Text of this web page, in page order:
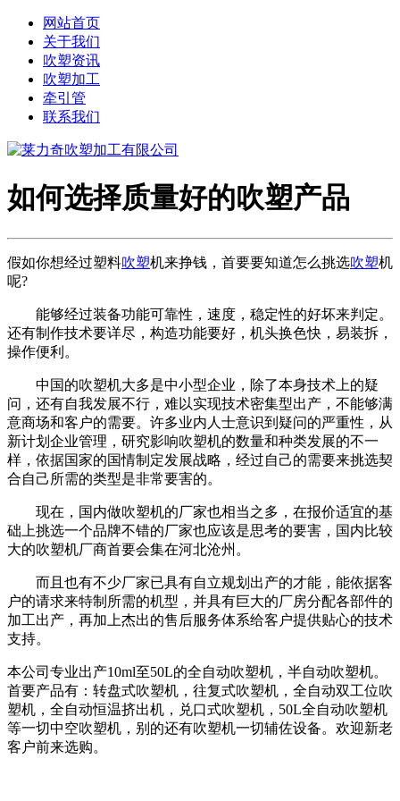
网站首页
关于我们
吹塑资讯
吹塑加工
牵引管
联系我们
如何选择质量好的吹塑产品
假如你想经过塑料吹塑机来挣钱，首要要知道怎么挑选吹塑机
呢?
能够经过装备功能可靠性，速度，稳定性的好坏来判定。
还有制作技术要详尽，构造功能要好，机头换色快，易装拆，
操作便利。
中国的吹塑机大多是中小型企业，除了本身技术上的疑
问，还有自我发展不行，难以实现技术密集型出产，不能够满
意商场和客户的需要。许多业内人士意识到疑问的严重性，从
新计划企业管理，研究影响吹塑机的数量和种类发展的不一
样，依据国家的国情制定发展战略，经过自己的需要来挑选契
合自己所需的类型是非常要害的。
现在，国内做吹塑机的厂家也相当之多，在报价适宜的基
础上挑选一个品牌不错的厂家也应该是思考的要害，国内比较
大的吹塑机厂商首要会集在河北沧州。
而且也有不少厂家已具有自立规划出产的才能，能依据客
户的请求来特制所需的机型，并具有巨大的厂房分配各部件的
加工出产，再加上杰出的售后服务体系给客户提供贴心的技术
支持。
本公司专业出产10ml至50L的全自动吹塑机，半自动吹塑机。
首要产品有：转盘式吹塑机，往复式吹塑机，全自动双工位吹
塑机，全自动恒温挤出机，兑口式吹塑机，50L全自动吹塑机
等一切中空吹塑机，别的还有吹塑机一切辅佐设备。欢迎新老
客户前来选购。